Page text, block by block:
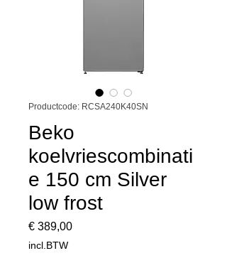
Productcode: RCSA240K40SN
Beko
koelvriescombinati
e 150 cm Silver
low frost
€ 389,00Prijs
incl.BTW